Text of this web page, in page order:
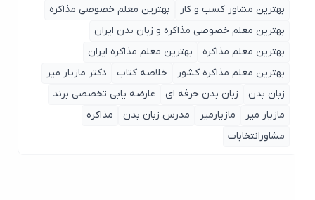
بهترین مشاور کسب و کار
بهترین معلم خصوصی مذاکره
بهترین معلم خصوصی مذاکره و زبان بدن ایران
بهترین معلم مذاکره
بهترین معلم مذاکره ایران
بهترین معلم مذاکره کشور
خلاصه کتاب
دکتر مازیار میر
زبان بدن
زبان بدن حرفه ای
عارضه یابی تخصصی برند
مازیار میر
مازیارمیر مدرس زبان بدن
مذاکره
مشاورانتخابات